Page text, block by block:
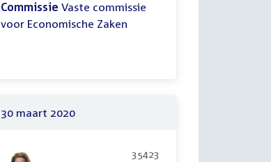
Commissie Vaste commissie
voor Economische Zaken
30 maart 2020
35423